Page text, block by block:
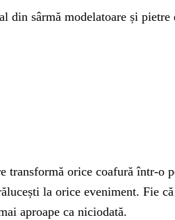
sârmă modelatoare și
orice coafură într-
la orice eveniment. Fie
aproape ca niciodată.